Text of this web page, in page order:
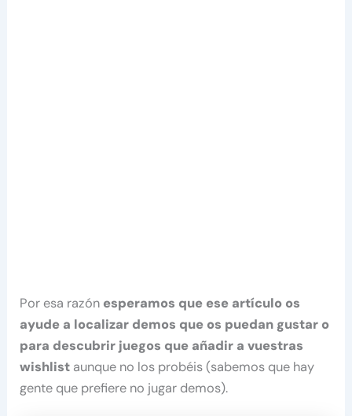
Por esa razón esperamos que ese artículo os
ayude a localizar demos que os puedan gustar o
para descubrir juegos que añadir a vuestras
wishlist aunque no los probéis (sabemos que hay
gente que prefiere no jugar demos).